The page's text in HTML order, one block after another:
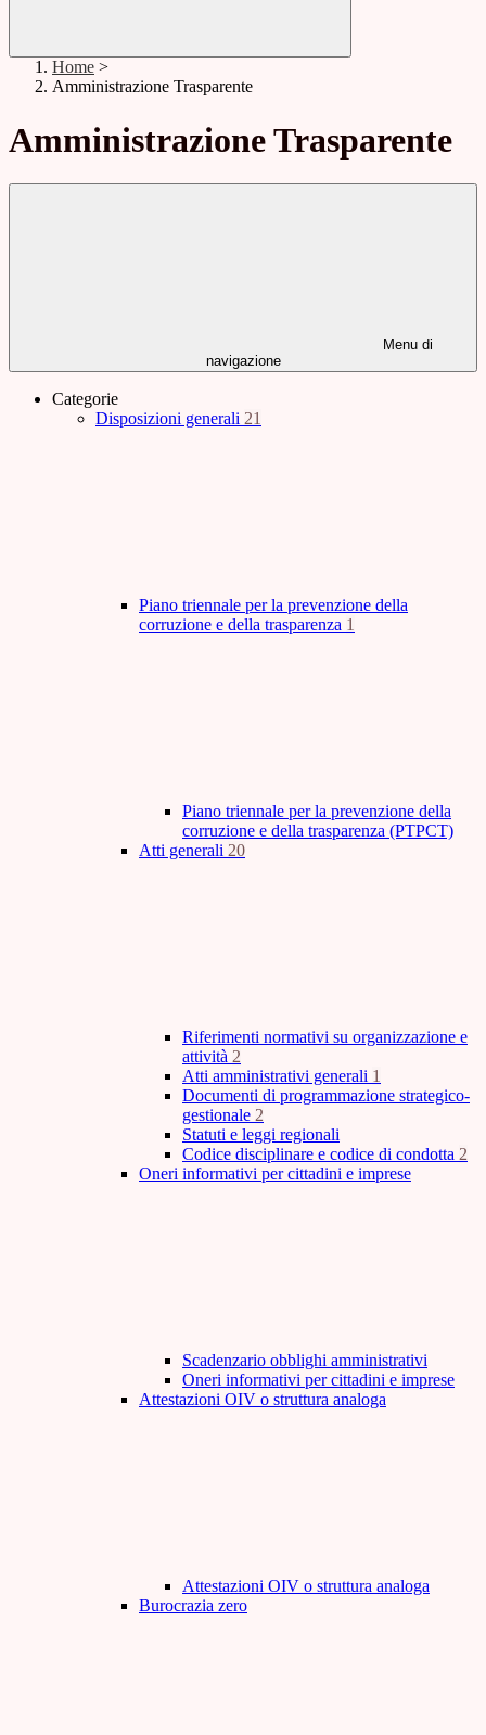
Home >
Amministrazione Trasparente
Amministrazione Trasparente
Menu di
navigazione
Categorie
Disposizioni generali 21
Piano triennale per la prevenzione della
corruzione e della trasparenza 1
Piano triennale per la prevenzione della
corruzione e della trasparenza (PTPCT)
Atti generali 20
Riferimenti normativi su organizzazione e
attività 2
Atti amministrativi generali 1
Documenti di programmazione strategico-
gestionale 2
Statuti e leggi regionali
Codice disciplinare e codice di condotta 2
Oneri informativi per cittadini e imprese
Scadenzario obblighi amministrativi
Oneri informativi per cittadini e imprese
Attestazioni OIV o struttura analoga
Attestazioni OIV o struttura analoga
Burocrazia zero